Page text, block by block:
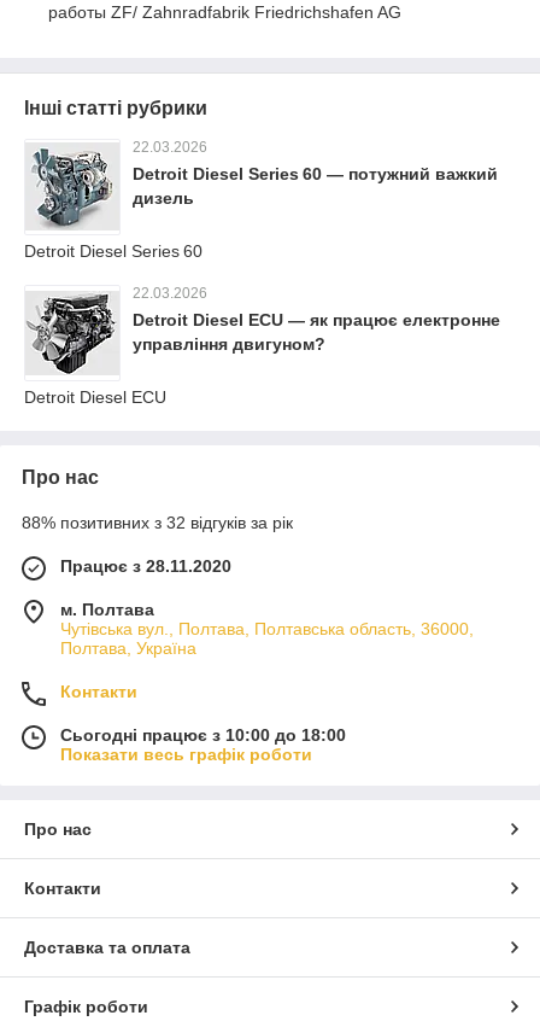
работы ZF/ Zahnradfabrik Friedrichshafen AG
Інші статті рубрики
22.03.2026
Detroit Diesel Series 60 — потужний важкий
дизель
Detroit Diesel Series 60
22.03.2026
Detroit Diesel ECU — як працює електронне
управління двигуном?
Detroit Diesel ECU
Про нас
88% позитивних з 32 відгуків за рік
Працює з 28.11.2020
м. Полтава
Чутівська вул., Полтава, Полтавська область, 36000,
Полтава, Україна
Контакти
Сьогодні працює з 10:00 до 18:00
Показати весь графік роботи
Про нас
Контакти
Доставка та оплата
Графік роботи